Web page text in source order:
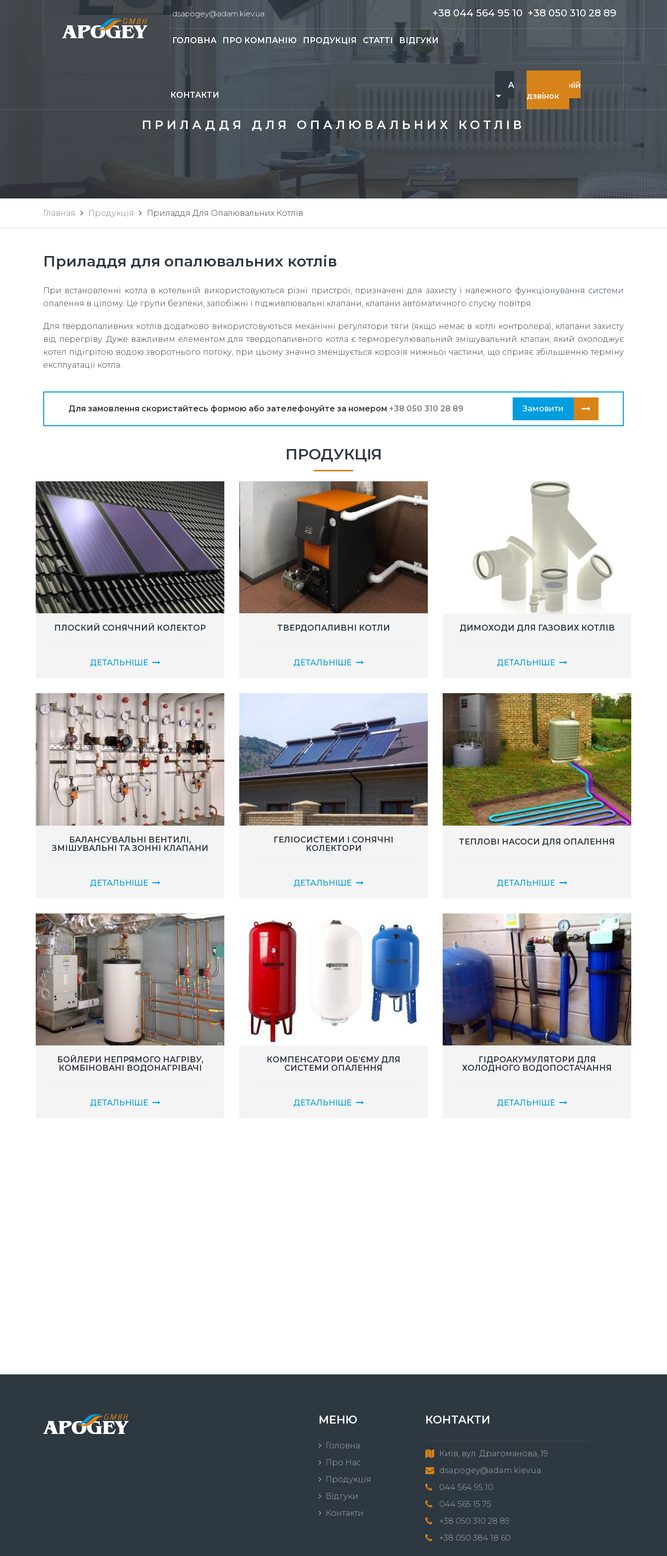
ГОЛОВНА ПРО КОМПАНІЮ ПРОДУКЦІЯ СТАТТІ ВІДГУКИ
КОНТАКТИ
UA
Зворотній
дзвінок
+38 044 564 95 10 +38 050 310 28 89
dsapogey@adam.kiev.ua
ПРИЛАДДЯ ДЛЯ ОПАЛЮВАЛЬНИХ КОТЛІВ
Главная Продукція Приладдя Для Опалювальних Котлів
Приладдя для опалювальних котлів
При встановленні котла в котельній використовуються різні пристрої, призначені для захисту і належного функціонування системи
опалення в цілому. Це групи безпеки, запобіжні і підживлювальні клапани, клапани автоматичного спуску повітря.
Для твердопаливних котлів додатково використовуються механічні регулятори тяги (якщо немає в котлі контролера), клапани захисту
від перегріву. Дуже важливим елементом для твердопаливного котла є терморегулювальний змішувальний клапан, який охолоджує
котел підігрітою водою зворотнього потоку, при цьому значно зменшується корозія нижньої частини, що сприяє збільшенню терміну
експлуатації котла.
Для замовлення скористайтесь формою або зателефонуйте за номером +38 050 310 28 89 Замовити
ПРОДУКЦІЯ
ПЛОСКИЙ СОНЯЧНИЙ КОЛЕКТОР
ДЕТАЛЬНІШЕ
ТВЕРДОПАЛИВНІ КОТЛИ
ДЕТАЛЬНІШЕ
ДИМОХОДИ ДЛЯ ГАЗОВИХ КОТЛІВ
ДЕТАЛЬНІШЕ
БАЛАНСУВАЛЬНІ ВЕНТИЛІ,
ЗМІШУВАЛЬНІ ТА ЗОННІ КЛАПАНИ
ДЕТАЛЬНІШЕ
ГЕЛІОСИСТЕМИ І СОНЯЧНІ
КОЛЕКТОРИ
ДЕТАЛЬНІШЕ
ТЕПЛОВІ НАСОСИ ДЛЯ ОПАЛЕННЯ
ДЕТАЛЬНІШЕ
БОЙЛЕРИ НЕПРЯМОГО НАГРІВУ,
КОМБІНОВАНІ ВОДОНАГРІВАЧІ
ДЕТАЛЬНІШЕ
КОМПЕНСАТОРИ ОБ’ЄМУ ДЛЯ
СИСТЕМИ ОПАЛЕННЯ
ДЕТАЛЬНІШЕ
ГІДРОАКУМУЛЯТОРИ ДЛЯ
ХОЛОДНОГО ВОДОПОСТАЧАННЯ
ДЕТАЛЬНІШЕ
МЕНЮ
Головна
Про Нас
Продукція
Відгуки
Контакти
КОНТАКТИ
Київ, вул. Драгоманова, 19
dsapogey@adam.kiev.ua
044 564 95 10
044 565 15 75
+38 050 310 28 89
+38 050 384 18 60